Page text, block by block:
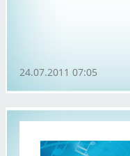
24.07.2011 07:05